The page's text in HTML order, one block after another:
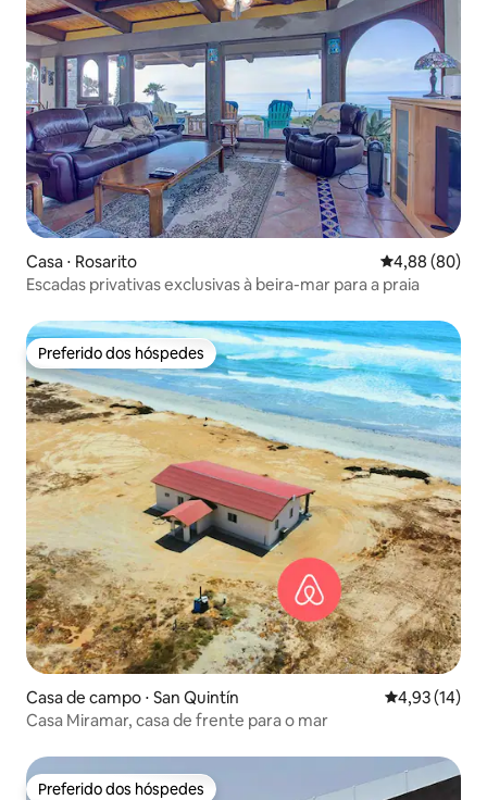
Casa ⋅ Rosarito 4,88 de uma
4,88 (80)
Escadas privativas exclusivas à beira-mar para a praia
Preferido dos hóspedes
Preferido dos hóspedes
Casa de campo ⋅ San Quintín 4,93 de uma
4,93 (14)
Casa Miramar, casa de frente para o mar
Preferido dos hóspedes